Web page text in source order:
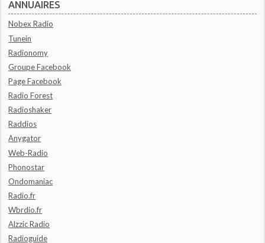
ANNUAIRES
Nobex Radio
Tunein
Radionomy
Groupe Facebook
Page Facebook
Radio Forest
Radioshaker
Raddios
Anygator
Web-Radio
Phonostar
Ondomaniac
Radio.fr
Wbrdio.fr
Alzzic Radio
Radioguide